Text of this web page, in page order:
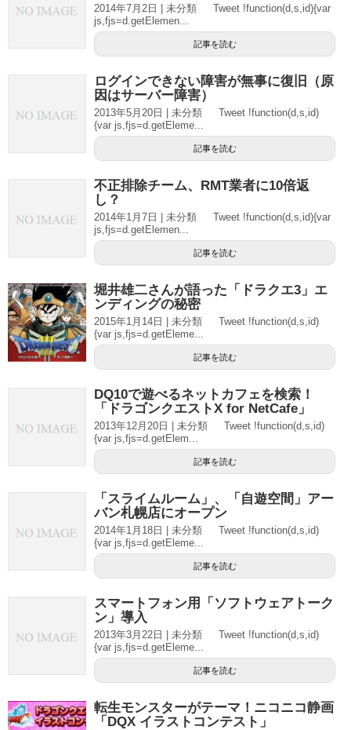
2014年7月2日 | 未分類 Tweet !function(d,s,id){var
js,fjs=d.getElemen...
記事を読む
ログインできない障害が無事に復旧（原
因はサーバー障害）
2013年5月20日 | 未分類 Tweet !function(d,s,id)
{var js,fjs=d.getEleme...
記事を読む
不正排除チーム、RMT業者に10倍返
し？
2014年1月7日 | 未分類 Tweet !function(d,s,id){var
js,fjs=d.getElemen...
記事を読む
堀井雄二さんが語った「ドラクエ3」エ
ンディングの秘密
2015年1月14日 | 未分類 Tweet !function(d,s,id)
{var js,fjs=d.getEleme...
記事を読む
DQ10で遊べるネットカフェを検索！
「ドラゴンクエストX for NetCafe」
2013年12月20日 | 未分類 Tweet !function(d,s,id)
{var js,fjs=d.getElem...
記事を読む
「スライムルーム」、「自遊空間」アー
バン札幌店にオープン
2014年1月18日 | 未分類 Tweet !function(d,s,id)
{var js,fjs=d.getEleme...
記事を読む
スマートフォン用「ソフトウェアトーク
ン」導入
2013年3月22日 | 未分類 Tweet !function(d,s,id)
{var js,fjs=d.getEleme...
記事を読む
転生モンスターがテーマ！ニコニコ静画
「DQX イラストコンテスト」